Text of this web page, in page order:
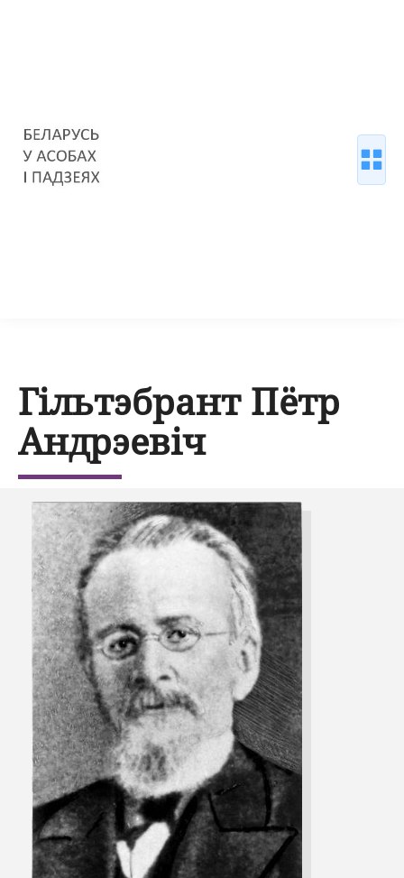
Гільтэбрант Пётр
Андрэевіч